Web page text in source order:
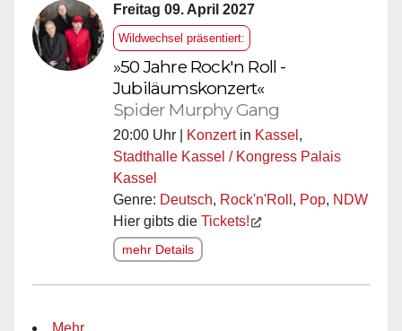
Freitag 09. April 2027
Wildwechsel präsentiert:
»50 Jahre Rock'n Roll -
Jubiläumskonzert«
Spider Murphy Gang
20:00 Uhr | Konzertin Kassel ,
Stadthalle Kassel / Kongress Palais
Kassel
Genre: Deutsch, Rock'n'Roll , Pop, NDW
Hier gibts die Tickets!
mehr Details
Mehr